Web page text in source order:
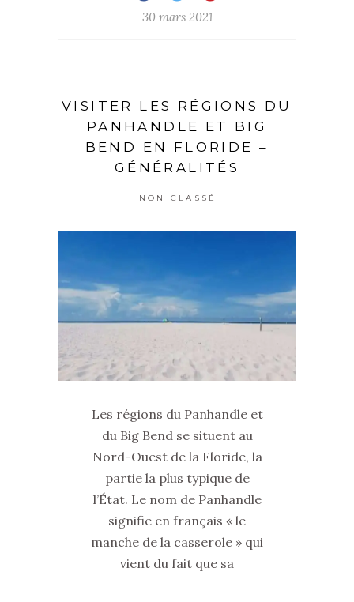
30 mars 2021
VISITER LES RÉGIONS DU
PANHANDLE ET BIG
BEND EN FLORIDE –
GÉNÉRALITÉS
NON CLASSÉ
Les régions du Panhandle et
du Big Bend se situent au
Nord-Ouest de la Floride, la
partie la plus typique de
l’État. Le nom de Panhandle
signifie en français « le
manche de la casserole » qui
vient du fait que sa